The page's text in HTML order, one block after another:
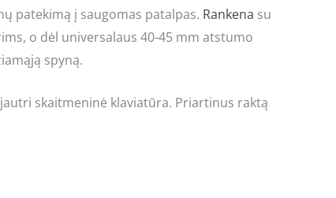
patekimą į saugomas patalpas. Rankena su
o dėl universalaus 40-45 mm atstumo
spyną.
skaitmeninė klaviatūra. Priartinus raktą